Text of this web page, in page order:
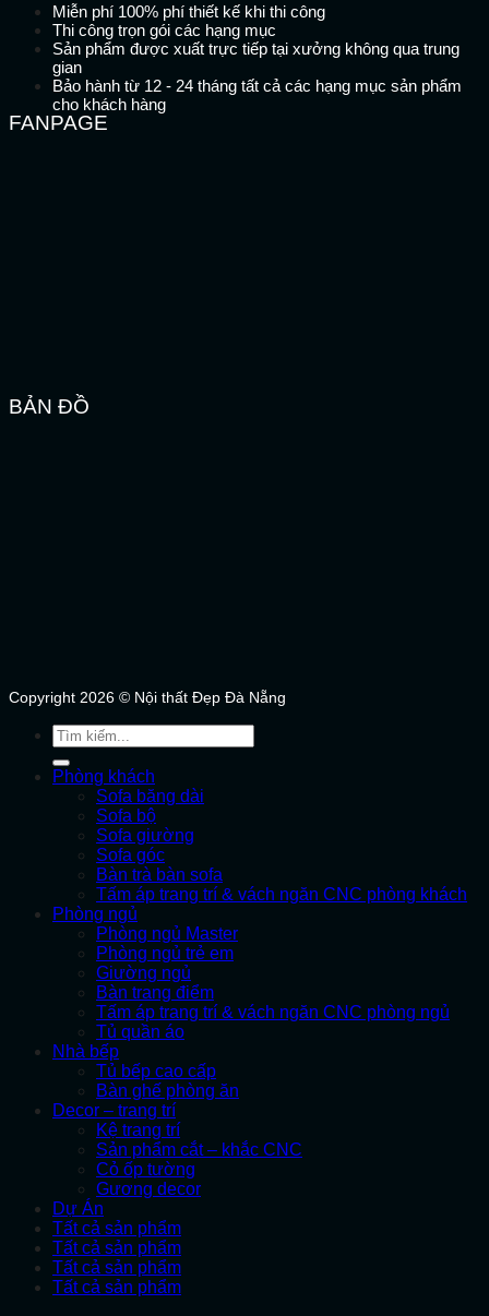
Miễn phí 100% phí thiết kế khi thi công
Thi công trọn gói các hạng mục
Sản phẩm được xuất trực tiếp tại xưởng không qua trung
gian
Bảo hành từ 12 - 24 tháng tất cả các hạng mục sản phẩm
cho khách hàng
FANPAGE
BẢN ĐỒ
Copyright 2026 © Nội thất Đẹp Đà Nẵng
Tìm
kiếm:
Phòng khách
Sofa băng dài
Sofa bộ
Sofa giường
Sofa góc
Bàn trà bàn sofa
Tấm áp trang trí & vách ngăn CNC phòng khách
Phòng ngủ
Phòng ngủ Master
Phòng ngủ trẻ em
Giường ngủ
Bàn trang điểm
Tấm áp trang trí & vách ngăn CNC phòng ngủ
Tủ quần áo
Nhà bếp
Tủ bếp cao cấp
Bàn ghế phòng ăn
Decor – trang trí
Kệ trang trí
Sản phẩm cắt – khắc CNC
Cỏ ốp tường
Gương decor
Dự Án
Tất cả sản phẩm
Tất cả sản phẩm
Tất cả sản phẩm
Tất cả sản phẩm